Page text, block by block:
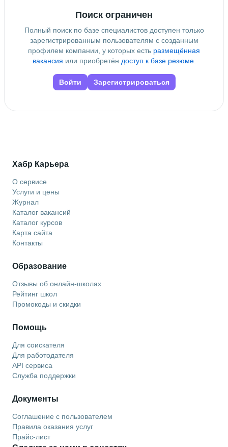
Поиск ограничен
Полный поиск по базе специалистов доступен только
зарегистрированным пользователям с созданным
профилем компании, у которых есть размещённая
вакансия или приобретён доступ к базе резюме.
Войти Зарегистрироваться
Хабр Карьера
О сервисе
Услуги и цены
Журнал
Каталог вакансий
Каталог курсов
Карта сайта
Контакты
Образование
Отзывы об онлайн-школах
Рейтинг школ
Промокоды и скидки
Помощь
Для соискателя
Для работодателя
API сервиса
Служба поддержки
Документы
Соглашение с пользователем
Правила оказания услуг
Прайс-лист